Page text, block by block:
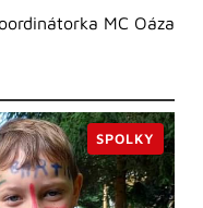
MC Oáza
SPOLKY